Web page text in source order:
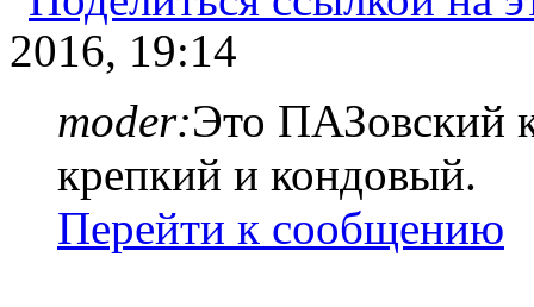
2016, 19:14
moder:Это ПАЗовский
крепкий и кондовый.
Перейти к сообщению